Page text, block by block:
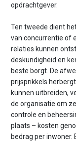
opdrachtgever.
Ten tweede dient
van concurrentie of
relaties kunnen
deskundigheid en
beste borgt. De
prijsprikkels
kunnen uitbreiden,
de organisatie om
controle en
plaats – kosten
bedrag per inwoner.